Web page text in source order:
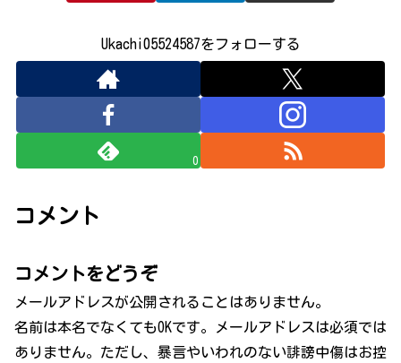
Ukachi05524587をフォローする
0
コメント
コメントをどうぞ
メールアドレスが公開されることはありません。
名前は本名でなくてもOKです。メールアドレスは必須では
ありません。ただし、暴言やいわれのない誹謗中傷はお控